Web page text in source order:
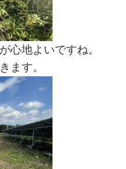
心地よいですね。
ます。